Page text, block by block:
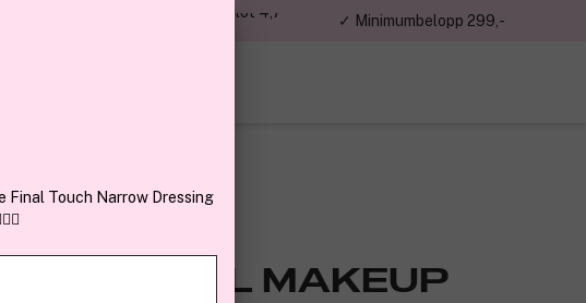
✓ Över 1,5 miljon kunder – Trustpilot 4,7
✓ Minimumbelopp 299,-
MAKEUP
Final Touch Narrow Dressing